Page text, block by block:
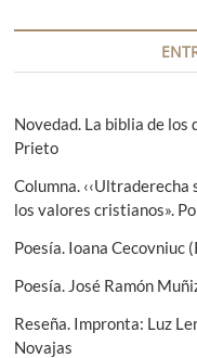
c
n
d
e
n
t
r
r
o
g
i
t
e
Novedad. La biblia de
Prieto
Columna.
los valores cristianos».
Poesía. Ioana Cecovniuc
Poesía. José Ramón
Reseña. Impronta: Luz
Novajas